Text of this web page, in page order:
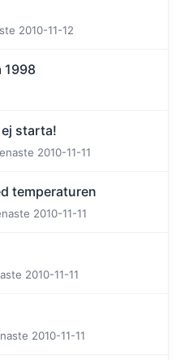
2010-11-12
1998
starta!
2010-11-11
temperaturen
2010-11-11
2010-11-11
2010-11-11